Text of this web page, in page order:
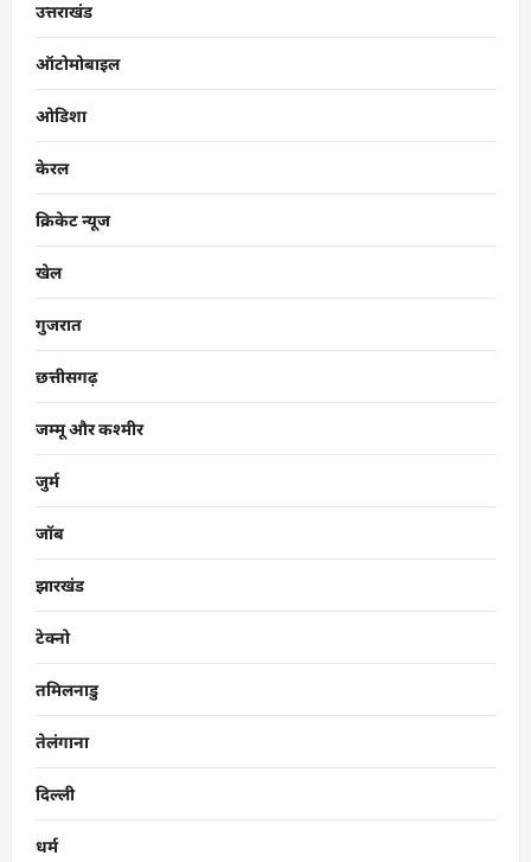
उत्तराखंड
ऑटोमोबाइल
ओडिशा
केरल
क्रिकेट न्यूज
खेल
गुजरात
छत्तीसगढ़
जम्मू और कश्मीर
जुर्म
जॉब
झारखंड
टेक्नो
तमिलनाडु
तेलंगाना
दिल्ली
धर्म